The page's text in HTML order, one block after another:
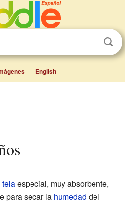
English
telaespecial, muy absorbente,
para secar la humedad del